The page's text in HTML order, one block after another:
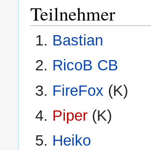
Teilnehmer
Bastian
RicoB CB
FireFox (K)
Piper(K)
Heiko